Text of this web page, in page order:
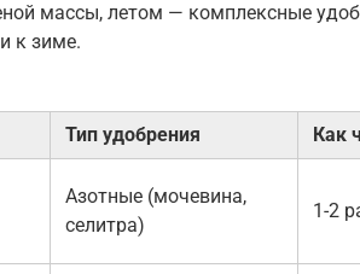
массы, летом — комплексные
к зиме.
Тип удобрения Как
Азотные (мочевина,
селитра)
1-2